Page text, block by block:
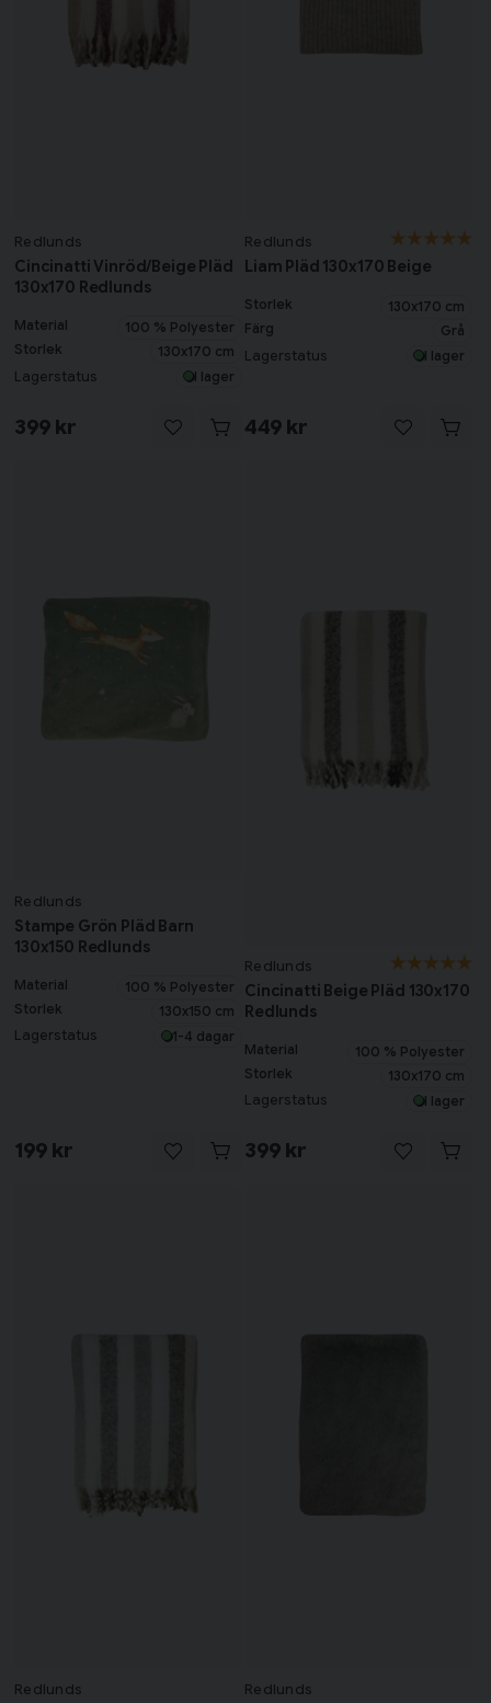
Redlunds
Cincinatti Vinröd/Beige Pläd
130x170 Redlunds
Material
100 % Polyester
Storlek
130x170 cm
Lagerstatus I lager
399 kr
Redlunds
Liam Pläd 130x170 Beige
Storlek
130x170 cm
Färg
Grå
Lagerstatus I lager
449 kr
Redlunds
Stampe Grön Pläd Barn
130x150 Redlunds
Material
100 % Polyester
Storlek
130x150 cm
Lagerstatus 1-4 dagar
199 kr
Redlunds
Cincinatti Beige Pläd 130x170
Redlunds
Material
100 % Polyester
Storlek
130x170 cm
Lagerstatus I lager
399 kr
Redlunds Redlunds